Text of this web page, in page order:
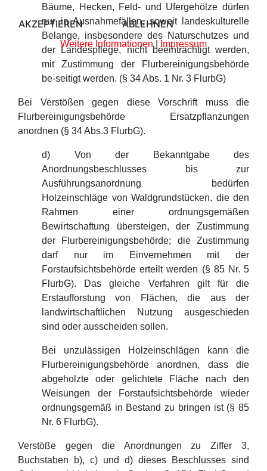
Bäume, Hecken, Feld- und Ufergehölze dürfen
nur in Ausnahmefällen, soweit landeskulturelle
Belange, insbesondere des Naturschutzes und
der Landespflege, nicht beeinträchtigt werden,
mit Zustimmung der Flurbereinigungsbehörde
be-seitigt werden. (§ 34 Abs. 1 Nr. 3 FlurbG)
Bei Verstößen gegen diese Vorschrift muss die
Flurbereinigungsbehörde Ersatzpflanzungen
anordnen (§ 34 Abs.3 FlurbG).
d) Von der Bekanntgabe des
Anordnungsbeschlusses bis zur
Ausführungsanordnung bedürfen
Holzeinschläge von Waldgrundstücken, die den
Rahmen einer ordnungsgemäßen
Bewirtschaftung übersteigen, der Zustimmung
der Flurbereinigungsbehörde; die Zustimmung
darf nur im Einvernehmen mit der
Forstaufsichtsbehörde erteilt werden (§ 85 Nr. 5
FlurbG). Das gleiche Verfahren gilt für die
Erstaufforstung von Flächen, die aus der
landwirtschaftlichen Nutzung ausgeschieden
sind oder ausscheiden sollen.
Bei unzulässigen Holzeinschlägen kann die
Flurbereinigungsbehörde anordnen, dass die
abgeholzte oder gelichtete Fläche nach den
Weisungen der Forstaufsichtsbehörde wieder
ordnungsgemäß in Bestand zu bringen ist (§ 85
Nr. 6 FlurbG).
Verstöße gegen die Anordnungen zu Ziffer 3,
Buchstaben b), c) und d) dieses Beschlusses sind
AKZEPTIEREN ABLEHNEN
Weitere Informationen| Impressum